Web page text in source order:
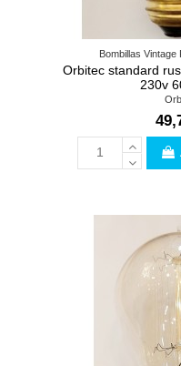
Bombillas Vintage
Orbitec standard
230v